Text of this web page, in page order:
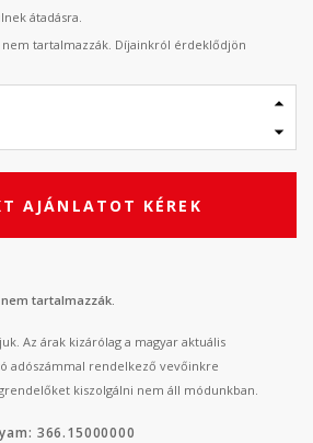
átadásra.
tartalmazzák. Díjainkról érdeklődjön
AJÁNLATOT KÉREK
tartalmazzák.
Az árak kizárólag a magyar aktuális
adószámmal rendelkező vevőinkre
kiszolgálni nem áll módunkban.
366.15000000